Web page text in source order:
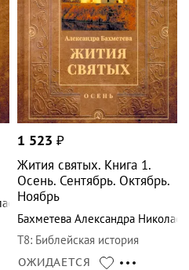
1 523 ₽
Жития святых. Книга 1.
Осень. Сентябрь. Октябрь.
Ноябрь
Бахметева Александра
Т8: Библейская история
ОЖИДАЕТСЯ